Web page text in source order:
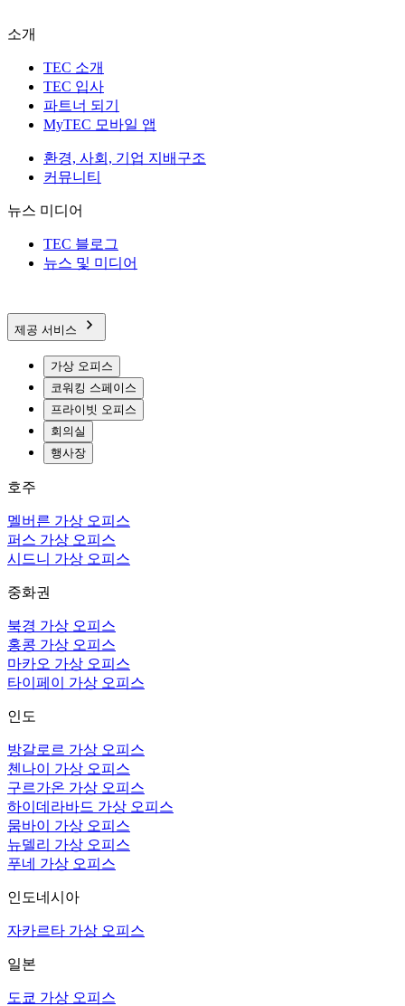
소개
TEC 소개
TEC 입사
파트너 되기
MyTEC 모바일 앱
환경, 사회, 기업 지배구조
커뮤니티
뉴스 미디어
TEC 블로그
뉴스 및 미디어
제공 서비스
가상 오피스
코워킹 스페이스
프라이빗 오피스
회의실
행사장
호주
멜버른 가상 오피스
퍼스 가상 오피스
시드니 가상 오피스
중화권
북경 가상 오피스
홍콩 가상 오피스
마카오 가상 오피스
타이페이 가상 오피스
인도
방갈로르 가상 오피스
첸나이 가상 오피스
구르가온 가상 오피스
하이데라바드 가상 오피스
뭄바이 가상 오피스
뉴델리 가상 오피스
푸네 가상 오피스
인도네시아
자카르타 가상 오피스
일본
도쿄 가상 오피스